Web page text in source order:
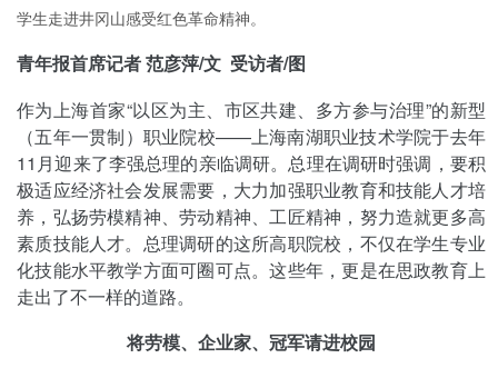
学生走进井冈山感受红色革命精神。
青年报首席记者 范彦萍/文 受访者/图
作为上海首家“以区为主、市区共建、多方参与治理”的新型
（五年一贯制）职业院校——上海南湖职业技术学院于去年
11月迎来了李强总理的亲临调研。总理在调研时强调，要积
极适应经济社会发展需要，大力加强职业教育和技能人才培
养，弘扬劳模精神、劳动精神、工匠精神，努力造就更多高
素质技能人才。总理调研的这所高职院校，不仅在学生专业
化技能水平教学方面可圈可点。这些年，更是在思政教育上
走出了不一样的道路。
将劳模、企业家、冠军请进校园